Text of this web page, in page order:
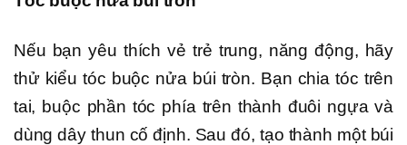
Nếu bạn yêu thích vẻ trẻ trung, năng động, hãy
thử kiểu tóc buộc nửa búi tròn. Bạn chia tóc trên
tai, buộc phần tóc phía trên thành đuôi ngựa và
dùng dây thun cố định. Sau đó, tạo thành một búi